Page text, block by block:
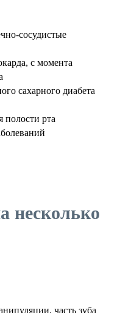
сосудистые
с момента
сахарного диабета
рта
несколько
часть зуба